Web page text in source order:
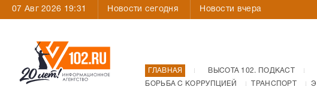
07 Авг 2026 19:31 Новости сегодня Новости вчера
ГЛАВНАЯ ВЫСОТА 102. ПОДКАСТ
БОРЬБА С КОРРУПЦИЕЙ
ТРАНСПОРТ